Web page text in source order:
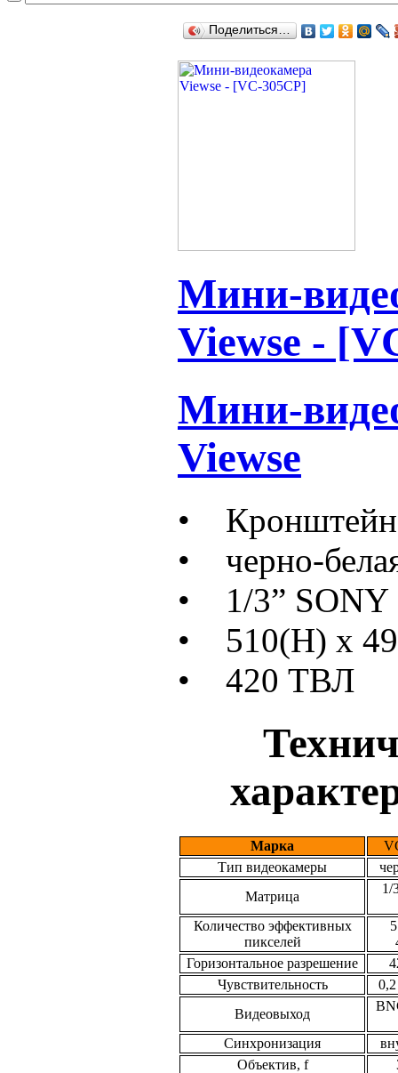
Поделиться…
Мини-
Viewse -
Мини-
Viewse
• Кронштейн
• черно-
• 1/3” SONY
• 510(H) х
• 420 ТВЛ
Марка
Тип видеокамеры
Матрица
1/
Количество эффективных
пикселей
Горизонтальное разрешение
Чувствительность
Видеовыход
Синхронизация
Объектив, f